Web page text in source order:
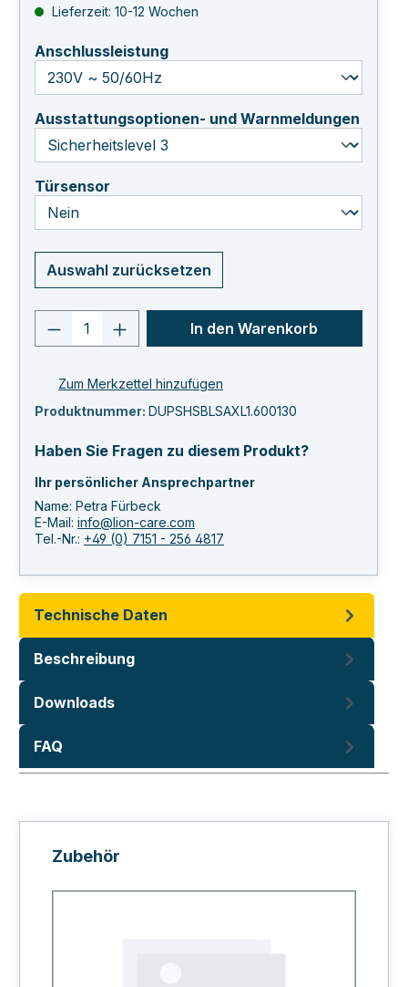
Lieferzeit: 10-12 Wochen
Anschlussleistungauswählen
Ausstattungsoptionen- und Warnmeldungen
Türsensor
Auswahl zurücksetzen
Produkt Anzahl: Gib den
In den Warenkorb
Zum Merkzettel hinzufügen
Produktnummer: DUPSHSBLSAXL1.600130
Haben Sie Fragen zu diesem Produkt?
Ihr persönlicher Ansprechpartner
Name: Petra Fürbeck
E-Mail: info@lion-care.com
Tel.-Nr.: +49 (0) 7151 - 256 4817
Technische Daten
Beschreibung
Downloads
FAQ
Produktgalerie überspringen
Zubehör